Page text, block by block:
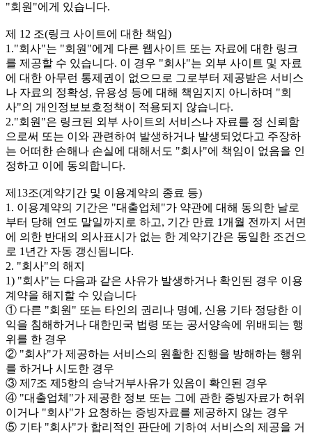
"회원"에게 있습니다.
제 12 조(링크 사이트에 대한 책임)
1."회사"는 "회원"에게 다른 웹사이트 또는 자료에 대한 링크
를 제공할 수 있습니다. 이 경우 "회사"는 외부 사이트 및 자료
에 대한 아무런 통제권이 없으므로 그로부터 제공받은 서비스
나 자료의 정확성, 유용성 등에 대해 책임지지 아니하며 "회
사"의 개인정보보호정책이 적용되지 않습니다.
2."회원"은 링크된 외부 사이트의 서비스나 자료를 정 신뢰함
으로써 또는 이와 관련하여 발생하거나 발생되었다고 주장하
는 어떠한 손해나 손실에 대해서도 "회사"에 책임이 없음을 인
정하고 이에 동의합니다.
제13조(계약기간 및 이용계약의 종료 등)
1. 이용계약의 기간은 "대출업체"가 약관에 대해 동의한 날로
부터 당해 연도 말일까지로 하고, 기간 만료 1개월 전까지 서면
에 의한 반대의 의사표시가 없는 한 계약기간은 동일한 조건으
로 1년간 자동 갱신됩니다.
2. "회사"의 해지
1) "회사"는 다음과 같은 사유가 발생하거나 확인된 경우 이용
계약을 해지할 수 있습니다
① 다른 "회원" 또는 타인의 권리나 명예, 신용 기타 정당한 이
익을 침해하거나 대한민국 법령 또는 공서양속에 위배되는 행
위를 한 경우
② "회사"가 제공하는 서비스의 원활한 진행을 방해하는 행위
를 하거나 시도한 경우
③ 제7조 제5항의 승낙거부사유가 있음이 확인된 경우
④ "대출업체"가 제공한 정보 또는 그에 관한 증빙자료가 허위
이거나 "회사"가 요청하는 증빙자료를 제공하지 않는 경우
⑤ 기타 "회사"가 합리적인 판단에 기하여 서비스의 제공을 거